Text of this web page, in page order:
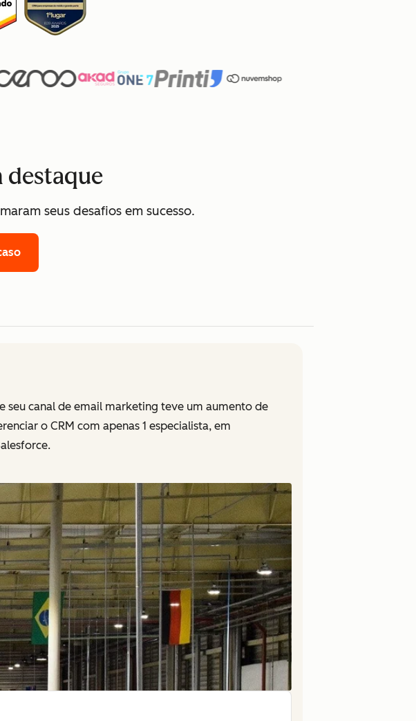
destaque
seus desafios em sucesso.
seu canal de email marketing teve um aumento de
o CRM com apenas 1 especialista, em